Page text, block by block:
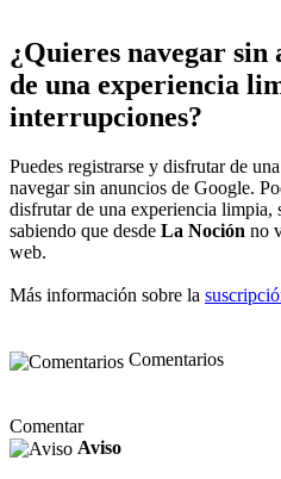
¿Quieres navegar
de una experiencia
interrupciones?
Puedes registrarse y disfrutar de una
navegar sin anuncios de Google.
disfrutar de una experiencia limpia,
sabiendo que desde La Noción no
web.
Más información sobre la
Comentarios
Comentar
Aviso